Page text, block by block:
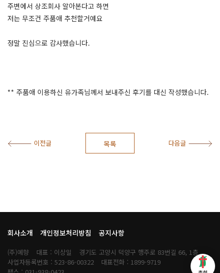
주변에서 상조회사 알아본다고 하면
저는 무조건 주품애 추천할거예요
정말 진심으로 감사했습니다.
** 주품애 이용하신 유가족님께서 보내주신 후기를 대신 작성했습니다.
이전글 목록 다음글
회사소개 개인정보처리방침 공지사항
(주)예향 대표 : 이상일
경기도 고양시 덕양구 행주로 83번길 66, 1층
사업자등록번호 : 523-86-00322
대표전화 : 1899-9719